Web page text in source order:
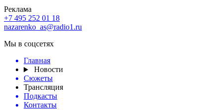
Реклама
+7 495 252 01 18
nazarenko_as@radio1.ru
Мы в соцсетях
Главная
Новости
Сюжеты
Трансляция
Подкасты
Контакты